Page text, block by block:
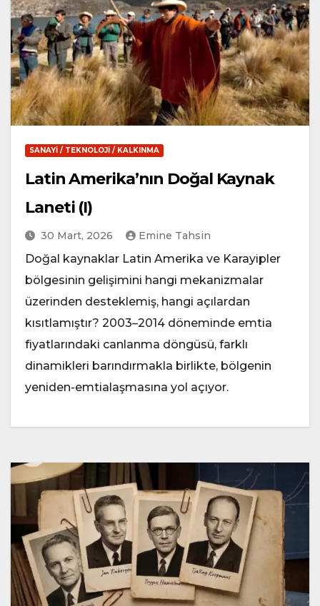
SANAYI / TEKNOLOJI / KALKINMA
Latin Amerika’nın Doğal Kaynak
Laneti (I)
30 Mart, 2026 Emine Tahsin
Doğal kaynaklar Latin Amerika ve Karayipler
bölgesinin gelişimini hangi mekanizmalar
üzerinden desteklemiş, hangi açılardan
kısıtlamıştır? 2003–2014 döneminde emtia
fiyatlarındaki canlanma döngüsü, farklı
dinamikleri barındırmakla birlikte, bölgenin
yeniden-emtialaşmasına yol açıyor.